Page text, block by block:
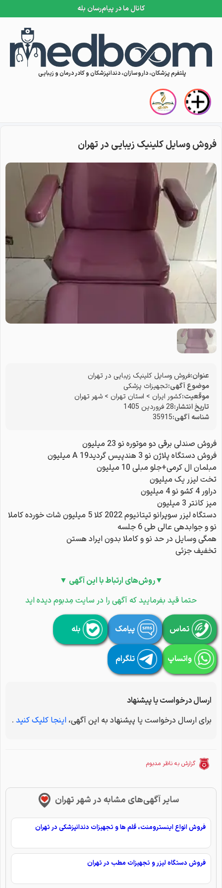
کانال ما در پیام‌رسان بله
Skip to content
پلتفرم پزشکان، داروسازان، دندانپزشکان و کادر درمان و زیبایی
فروش وسایل کلینیک زیبایی در تهران
عنوان:فروش وسایل کلینیک زیبایی در تهران
موضوع آگهی:تجهیزات پزشکی
موقعیت:کشور ایران > استان تهران > شهر تهران
تاریخ انتشار:28 فروردین 1405
شناسه آگهی:35915
فروش صندلی برقی دو موتوره نو 23 میلیون
فروش دستگاه پلاژن نو 3 هندپیس گردیدA 19 میلیون
مبلمان ال کرمی+جلو مبلی 10 میلیون
تخت لیزر یک میلیون
دراور 4 کشو نو 4 میلیون
میز کانتر 3 میلیون
دستگاه لیزر سوپرانو تیتانیوم 2022 کلا 5 میلیون شات خورده کاملا
نو و جوابدهی عالی طی 6 جلسه
همگی وسایل در حد نو و کاملا بدون ایراد هستن
تخفیف جزئی
▼روش‌های ارتباط با این آگهی ▼
حتما قید بفرمایید که آگهی را در سایت مِدبوم دیده اید
تماس پیامک بله
واتساپ تلگرام
ارسال درخواست یا پیشنهاد
برای ارسال درخواست یا پیشنهاد به این آگهی، اینجا کلیک کنید .
گزارش به ناظر مدبوم
سایر آگهی‌های مشابه در شهر تهران
فروش انواع اینسترومنت، قلم ها و تجهیزات دندانپزشکی در تهران
فروش دستگاه لیزر و تجهیزات مطب در تهران